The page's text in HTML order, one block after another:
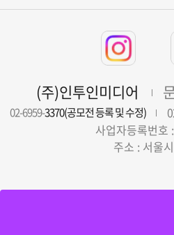
(주)인투인미디어
02-6959-3370(공모전 등록 및 수정)
사업자등록번
주소 : 서울